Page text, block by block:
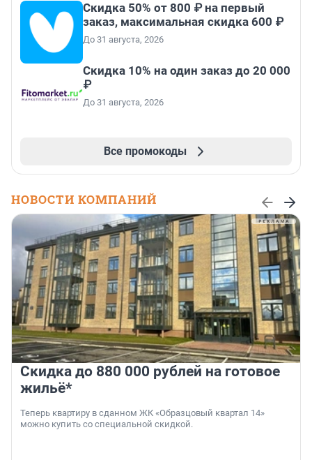
Скидка 50% от 800 ₽ на первый
заказ, максимальная скидка 600 ₽
До 31 августа, 2026
Скидка 10% на один заказ до 20 000
₽
До 31 августа, 2026
Все промокоды
НОВОСТИ КОМПАНИЙ
Скидка до 880 000 рублей на готовое
жильё*
Теперь квартиру в сданном ЖК «Образцовый квартал 14»
можно купить со специальной скидкой.